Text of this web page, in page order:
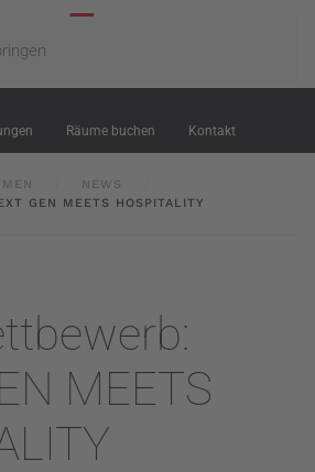
Räume buchen Kontakt
NEWS
GEN MEETS HOSPITALITY
MEETS